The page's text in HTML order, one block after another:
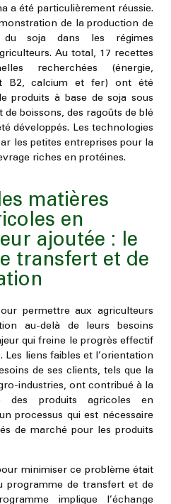
a été particulièrement réussie.
de la production de
du soja dans les régimes
Au total, 17 recettes
recherchées (énergie,
B2, calcium et fer) ont été
produits à base de soja sous
boissons, des ragoûts de blé
développés. Les technologies
les petites entreprises pour la
riches en protéines.
matières
en
ajoutée : le
transfert et de
permettre aux agriculteurs
au-delà de leurs besoins
qui freine le progrès effectif
Les liens faibles et l’orientation
de ses clients, tels que la
industries, ont contribué à la
des produits agricoles en
processus qui est nécessaire
de marché pour les produits
minimiser ce problème était
programme de transfert et de
implique l’échange